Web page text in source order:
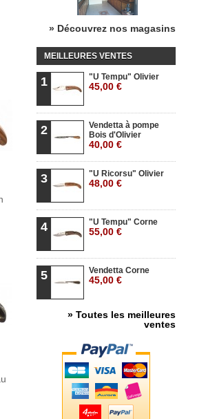
» Découvrez nos magasins
MEILLEURES VENTES
1 "U Tempu" Olivier
45,00 €
2
Vendetta à pompe
Bois d'Olivier
40,00 €
3 "U Ricorsu" Olivier
48,00 €
4 "U Tempu" Corne
55,00 €
5 Vendetta Corne
45,00 €
» Toutes les meilleures
ventes